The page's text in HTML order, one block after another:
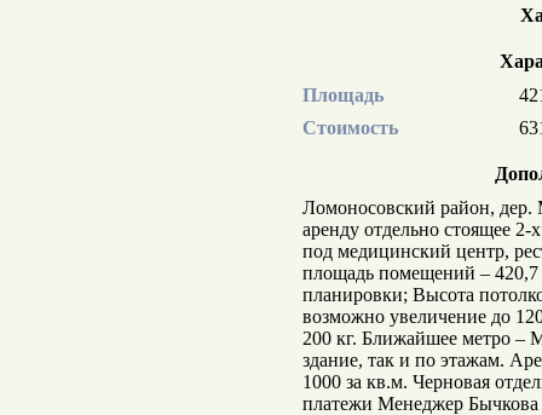
Площадь
Стоимость
Ломоносовский район,
аренду отдельно стоящее
под медицинский центр,
площадь помещений –
планировки; Высота
возможно увеличение до
200 кг. Ближайшее метро –
здание, так и по этажам.
1000 за кв.м. Черновая
платежи Менеджер